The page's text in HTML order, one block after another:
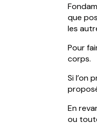
que
les
Pour
corps.
Si l’on
En
ou